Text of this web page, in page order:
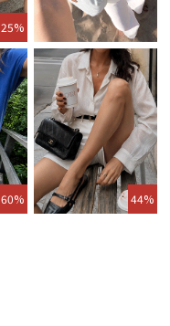
25%
60% 44%